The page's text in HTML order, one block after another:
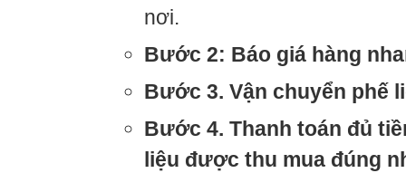
nơi.
Bước 2: Báo giá hàng
Bước 3. Vận chuyển phế
Bước 4. Thanh toán đủ
liệu được thu mua đúng